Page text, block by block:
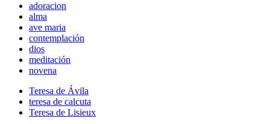
adoracion
alma
ave maria
contemplación
dios
meditación
novena
Teresa de Ávila
teresa de calcuta
Teresa de Lisieux